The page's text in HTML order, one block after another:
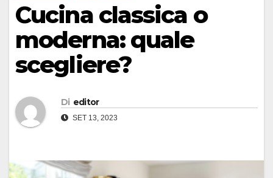
Cucina classica o
moderna: quale
scegliere?
Di editor
SET 13, 2023